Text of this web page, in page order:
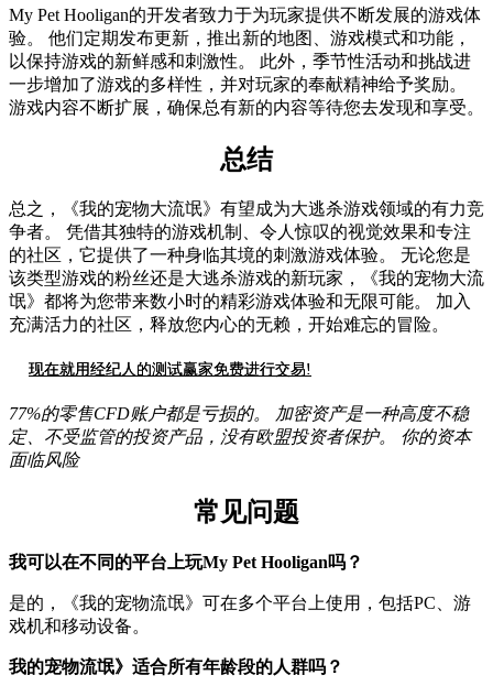
My Pet Hooligan的开发者致力于为玩家提供不断发展的游戏体
验。 他们定期发布更新，推出新的地图、游戏模式和功能，
以保持游戏的新鲜感和刺激性。 此外，季节性活动和挑战进
一步增加了游戏的多样性，并对玩家的奉献精神给予奖励。
游戏内容不断扩展，确保总有新的内容等待您去发现和享受。
总结
总之，《我的宠物大流氓》有望成为大逃杀游戏领域的有力竞
争者。 凭借其独特的游戏机制、令人惊叹的视觉效果和专注
的社区，它提供了一种身临其境的刺激游戏体验。 无论您是
该类型游戏的粉丝还是大逃杀游戏的新玩家，《我的宠物大流
氓》都将为您带来数小时的精彩游戏体验和无限可能。 加入
充满活力的社区，释放您内心的无赖，开始难忘的冒险。
现在就用经纪人的测试赢家免费进行交易!
77%的零售CFD账户都是亏损的。 加密资产是一种高度不稳
定、不受监管的投资产品，没有欧盟投资者保护。 你的资本
面临风险
常见问题
我可以在不同的平台上玩My Pet Hooligan吗？
是的，《我的宠物流氓》可在多个平台上使用，包括PC、游
戏机和移动设备。
我的宠物流氓》适合所有年龄段的人群吗？